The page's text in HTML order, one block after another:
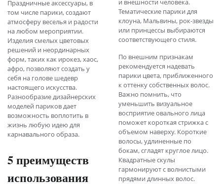
Праздничные аксессуары, в
том числе парики, создают
атмосферу веселья и радости
на любом мероприятии.
Изделия смелых цветовых
решений и неординарных
форм, таких как ирокез, хаос,
афро, позволяют создать у
себя на голове шедевр
настоящего искусства.
Разнообразие дизайнерских
моделей париков дает
возможность воплотить в
жизнь любую идею для
карнавального образа.
5 преимуществ
использования
и внешности человека.
Тематические парики для
клоуна, Мальвины, рок-звезды
или принцессы выбираются
соответствующего стиля.
По внешним признакам
рекомендуется надевать
парики цвета, приближенного
к оттенку собственных волос.
Важно помнить, что
уменьшить визуальное
восприятие овального лица
поможет короткая стрижка с
объемом наверху. Короткие
волосы, удлиненные по
бокам, сгладят круглое лицо.
Квадратные скулы
гармонируют с волнистыми
прядями длинных волос.